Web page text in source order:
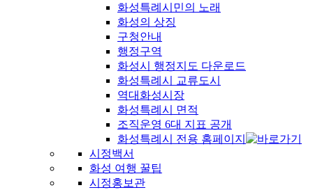
화성특례시민의 노래
화성의 상징
구청안내
행정구역
화성시 행정지도 다운로드
화성특례시 교류도시
역대화성시장
화성특례시 면적
조직운영 6대 지표 공개
화성특례시 전용 홈페이지
시정백서
화성 여행 꿀팁
시정홍보관